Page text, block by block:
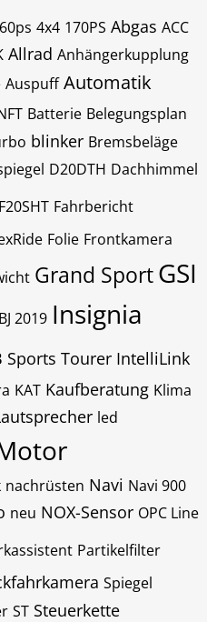
4x4 170PS Abgas ACC
Allrad Anhängerkupplung
Auspuff Automatik
Batterie Belegungsplan
blinker Bremsbeläge
D20DTH Dachhimmel
F20SHT Fahrbericht
Folie Frontkamera
Grand SportGSI
2019 Insignia
Sports Tourer IntelliLink
KAT Kaufberatung Klima
led
nachrüsten Navi Navi 900
neu NOX-Sensor OPC Line
Partikelfilter
Spiegel
ST Steuerkette